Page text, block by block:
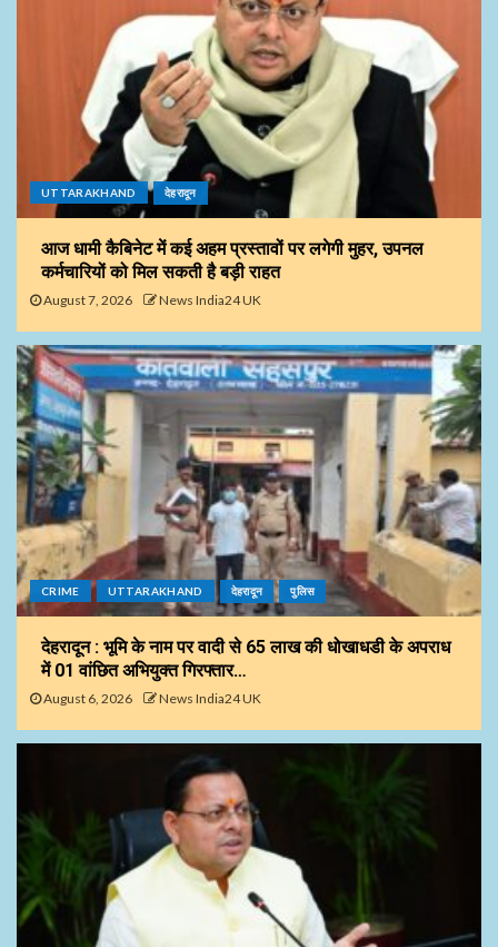
UTTARAKHAND देहरादून
आज धामी कैबिनेट में कई अहम प्रस्तावों पर लगेगी मुहर, उपनल
कर्मचारियों को मिल सकती है बड़ी राहत
August 7, 2026 News India24 UK
CRIME UTTARAKHAND देहरादून पुलिस
देहरादून : भूमि के नाम पर वादी से 65 लाख की धोखाधडी के अपराध
में 01 वांछित अभियुक्त गिरफ्तार…
August 6, 2026 News India24 UK